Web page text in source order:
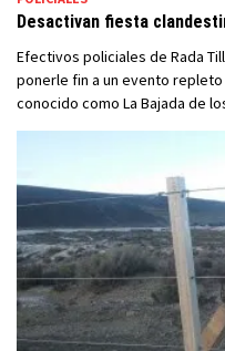
Desactivan fiesta
Efectivos policiales de Rada
ponerle fin a un evento
conocido como La Bajada de